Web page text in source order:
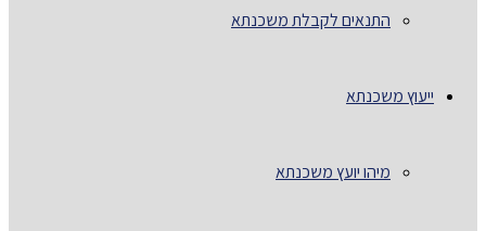
התנאים לקבלת משכנתא
ייעוץ משכנתא
מיהו יועץ משכנתא